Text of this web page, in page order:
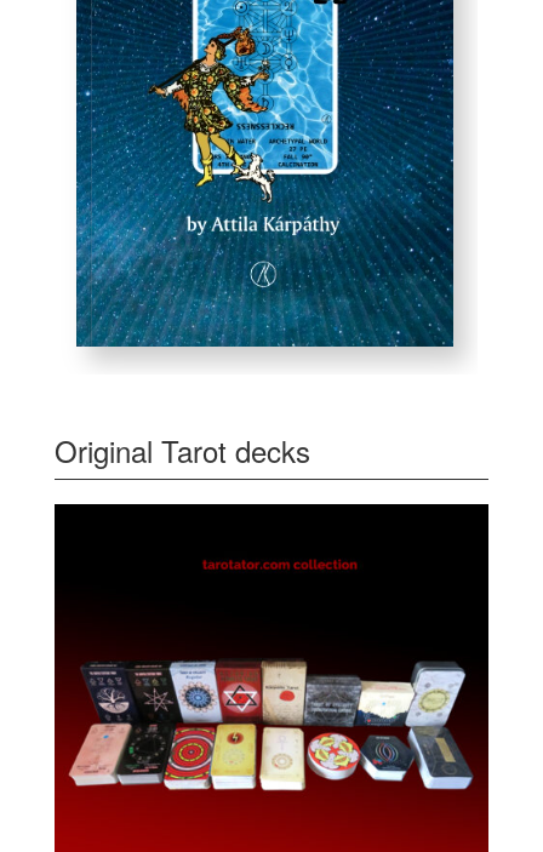
Original Tarot decks